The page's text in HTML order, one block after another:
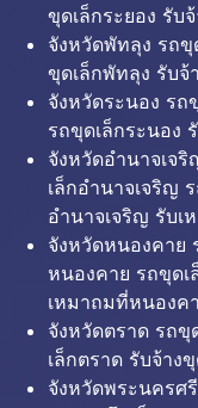
ขุดเล็กระยอง รับ
จังหวัดพัทลุง รถ
ขุดเล็กพัทลุง รับ
จังหวัดระนอง รถ
รถขุดเล็กระนอง
จังหวัดอำนาจเจ
เล็กอำนาจเจริญ
อำนาจเจริญ รับเ
จังหวัดหนองคาย
หนองคาย รถขุด
เหมาถมที่หนองค
จังหวัดตราด รถขุ
เล็กตราด รับจ้าง
จังหวัดพระนครศ